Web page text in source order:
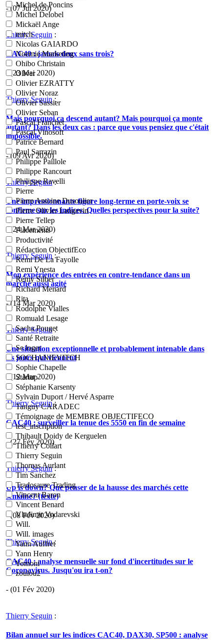
Michel de Poncins
Michel Delobel
Mickaël Ange
mitch
Nicolas GAIARDO
Noemie Marketing
Ohibo Christain
Oliver
Olivier EZRATTY
Olivier Noraz
Olivier Sassier
Olivier Seban
Pascal Franchet
Pascal Vinosoft
Patrice Bernard
Paul Sarrazin
Philippe Paillole
Philippe Rancourt
Philippe Ravelli
Pierre
Pierre Antoine Dusoulier
Pierre Olivier Langevin
Pierre Tellep
Placements
Productivité
Rédaction ObjectifEco
Remi De La Fayolle
Remi Ynesta
Rémy Silber
Richard Menard
Rita
Rodolphe Vialles
Romuald Lesage
Sacha Pouget
Santé Retraite
Se loger
SOCHANIEVITCH
Sophie Chapelle
Startup
Stéphanie Karsenty
Sylvain Duport / Hervé Asparre
Tanguy CARADEC
Témoignage de MEMBRE OBJECTIFECO
test_inscription
Thibault Doidy de Kerguelen
Thierry Collart
Thierry Seguin
Thomas Aurlant
Tim Sanchez
Tradosaure Trading
Vincent Baron
Vincent Benard
Vladimir Vodarevski
Will.
Will. images
Yann Auffret
Yann Henry
Yomoni
zoulou2
- (07 Jui 2020)
Thierry Seguin :
CAC40 : jamais deux sans trois?
- (23 Mai 2020)
Thierry Seguin:
Mais pourquoi ça descend autant? Mais pourquoi ça monte
autant? Dans les deux cas : parce que vous pensiez que c'était
impossible.
- (09 Avr 2020)
Thierry Seguin:
Une impressionnante figure long-terme en porte-voix se
confirme sur les indices. Quelles perspectives pour la suite?
- (24 Mar 2020)
Thierry Seguin :
Mon expérience des entrées en contre-tendance dans un
marché aussi agité
- (14 Mar 2020)
Thierry Seguin:
Une situation exceptionnelle et probablement intenable dans
les jours qui viennent
- (12 Mar 2020)
Thierry Seguin:
CAC40 : surveiller la tenue des 5550 en fin de semaine
- (27 Fév 2020)
Thierry Seguin:
Up is down? Que penser de la hausse des marchés cette
semaine? (texte)
- (08 Fév 2020)
Thierry Seguin:
CAC40 : analyse mensuelle sur fond d'incertitudes sur le
Coronavirus. Jusqu'ou ira t-on?
- (01 Fév 2020)
Thierry Seguin :
Bilan annuel sur les indices CAC40, DAX30, SP500 : analyse